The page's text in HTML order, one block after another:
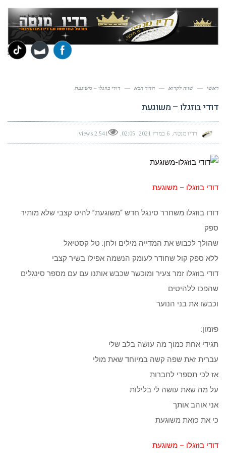
ראשי — שווה לקרוא — הדור הבא — דודי בוזגלו – משוגעת
דודי בוזגלו – משוגעת
רדיו מנטה 6 במרץ 2021 02:05
2,541 views
דודי בוזגלו – משוגעת
דודו בוזגלו משחרר סינגל חדש “משוגעת” להיט קצבי שלא מותיר
ספק
שהולך לכבוש את המדייה מילים ולחן: טל קסטיאל
ללא ספק קול שחודר לעומק הנשמה אפילו בשיר קצבי
דודי בוזגלו זמר צעיר ומוכשר שכבש אותנו עם עם מספר סינגלים
שהפכו ללהיטים
וכבשו את בני הנוער
פזמון:
תגידי אחת כמוך מה עושה בלב שלי
עברית זאת שפה קשה במיוחד שאת מולי
אז לכי תספרי לחברות
על מה שאת עושה לי בלילות
אני אוהב אותך
כי את כזאת משוגעת
דודי בוזגלו – משוגעת